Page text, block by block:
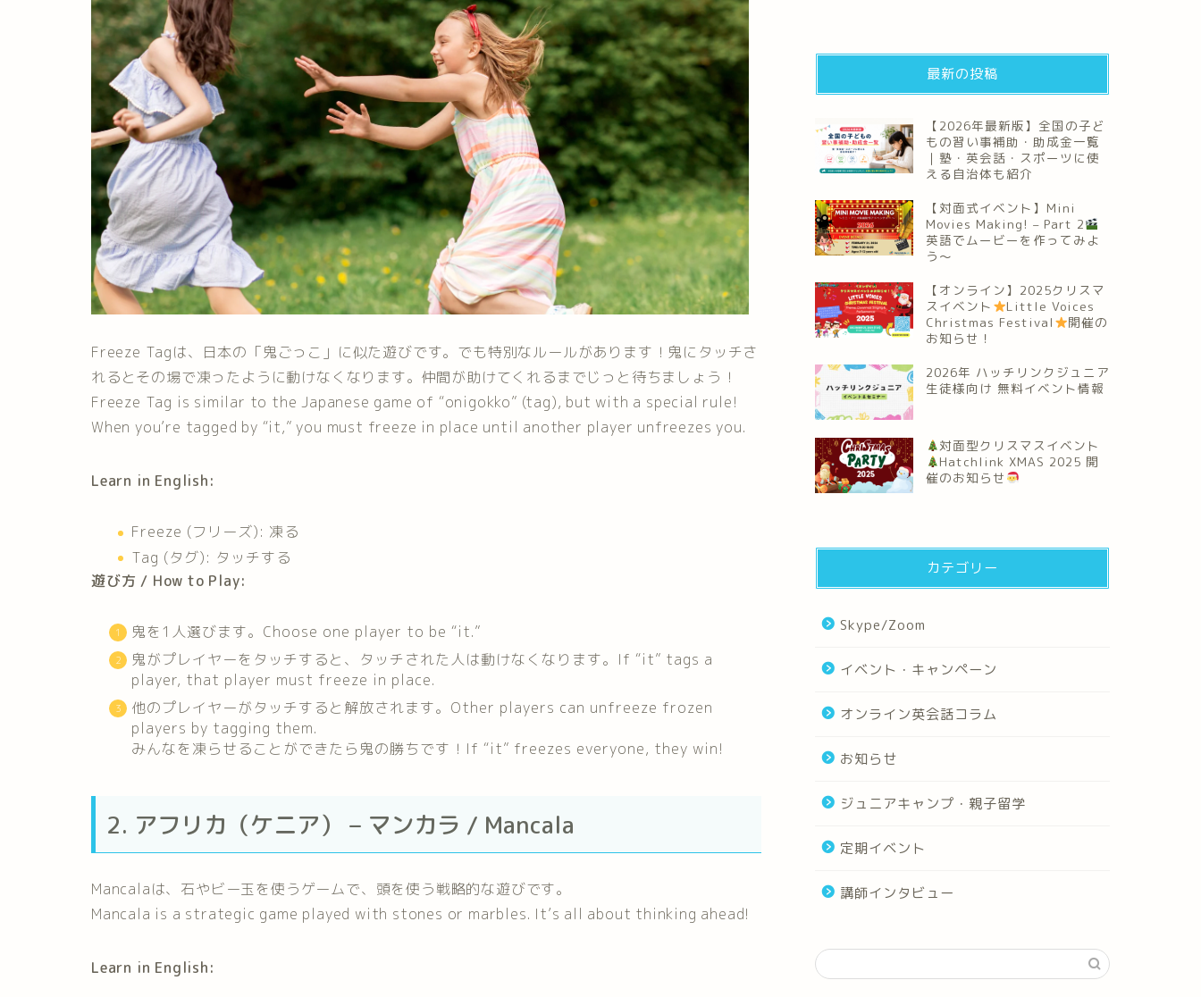
Freeze Tagは、日本の「鬼ごっこ」に似た遊びです。でも特別なルールがあります！鬼にタッチさ
れるとその場で凍ったように動けなくなります。仲間が助けてくれるまでじっと待ちましょう！
Freeze Tag is similar to the Japanese game of “onigokko” (tag), but with a special rule!
When you’re tagged by “it,” you must freeze in place until another player unfreezes you.
Learn in English:
Freeze (フリーズ): 凍る
Tag (タグ): タッチする
遊び方 / How to Play:
鬼を1人選びます。Choose one player to be “it.”
鬼がプレイヤーをタッチすると、タッチされた人は動けなくなります。If “it” tags a
player, that player must freeze in place.
他のプレイヤーがタッチすると解放されます。Other players can unfreeze frozen
players by tagging them.
みんなを凍らせることができたら鬼の勝ちです！If “it” freezes everyone, they win!
2. アフリカ（ケニア） – マンカラ / Mancala
Mancalaは、石やビー玉を使うゲームで、頭を使う戦略的な遊びです。
Mancala is a strategic game played with stones or marbles. It’s all about thinking ahead!
Learn in English:
最新の投稿
【2026年最新版】全国の子ど
もの習い事補助・助成金一覧
｜塾・英会話・スポーツに使
える自治体も紹介
【対面式イベント】Mini
Movies Making! – Part 2
英語でムービーを作ってみよ
う～
【オンライン】2025クリスマ
スイベント
Little Voices
Christmas Festival
開催の
お知らせ！
2026年 ハッチリンクジュニア
生徒様向け 無料イベント情報
対面型クリスマスイベント
Hatchlink XMAS 2025 開
催のお知らせ
カテゴリー
Skype/Zoom
イベント・キャンペーン
オンライン英会話コラム
お知らせ
ジュニアキャンプ・親子留学
定期イベント
講師インタビュー